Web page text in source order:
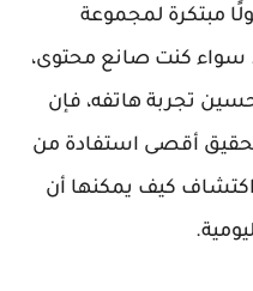
مبتكرة لمجموعة
سواء كنت صانع محتوى،
تجربة هاتفه، فإن
أقصى استفادة من
كيف يمكنها أن